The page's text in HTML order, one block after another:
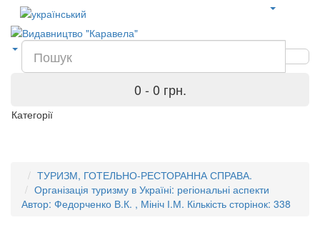
0 - 0 грн.
Категорії
ТУРИЗМ, ГОТЕЛЬНО-РЕСТОРАННА СПРАВА.
Організація туризму в Україні: регіональні аспекти
Автор: Федорченко В.К. , Мініч І.М. Кількість сторінок: 338